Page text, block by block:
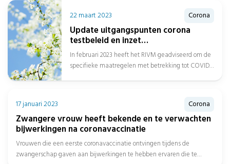
22 maart 2023 Corona
Update uitgangspunten corona
testbeleid en inzet
zorgmedewerkers buiten het
ziekenhuis
In februari 2023 heeft het RIVM geadviseerd om de
specifieke maatregelen met betrekking tot COVID-
17 januari 2023 Corona
Zwangere vrouw heeft bekende en te verwachten
bijwerkingen na coronavaccinatie
Vrouwen die een eerste coronavaccinatie ontvingen tijdens de
zwangerschap gaven aan bijwerkingen te hebben ervaren die te